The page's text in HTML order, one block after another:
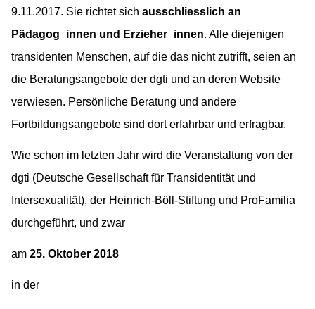
9.11.2017. Sie richtet sich ausschliesslich an
Pädagog_innen und Erzieher_innen. Alle diejenigen
transidenten Menschen, auf die das nicht zutrifft, seien an
die Beratungsangebote der dgti und an deren Website
verwiesen. Persönliche Beratung und andere
Fortbildungsangebote sind dort erfahrbar und erfragbar.
Wie schon im letzten Jahr wird die Veranstaltung von der
dgti (Deutsche Gesellschaft für Transidentität und
Intersexualität), der Heinrich-Böll-Stiftung und ProFamilia
durchgeführt, und zwar
am 25. Oktober 2018
in der